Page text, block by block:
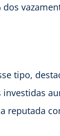
tipo,
reputada